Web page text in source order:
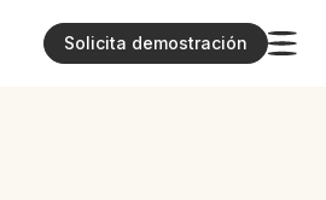
Solicita demostración